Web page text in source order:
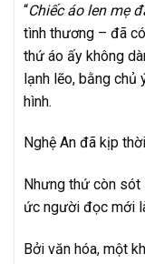
“Chiếc áo len mẹ
tình thương – đã
thứ áo ấy không
lạnh lẽo, bằng chủ
hình.
Nghệ An đã kịp
Nhưng thứ còn
ức người đọc mới
Bởi văn hóa, một